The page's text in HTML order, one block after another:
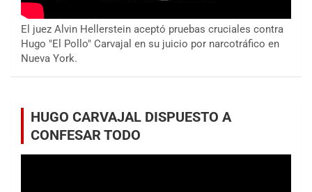
El juez Alvin Hellerstein aceptó pruebas cruciales contra
Hugo "El Pollo" Carvajal en su juicio por narcotráfico en
Nueva York.
HUGO CARVAJAL DISPUESTO A
CONFESAR TODO